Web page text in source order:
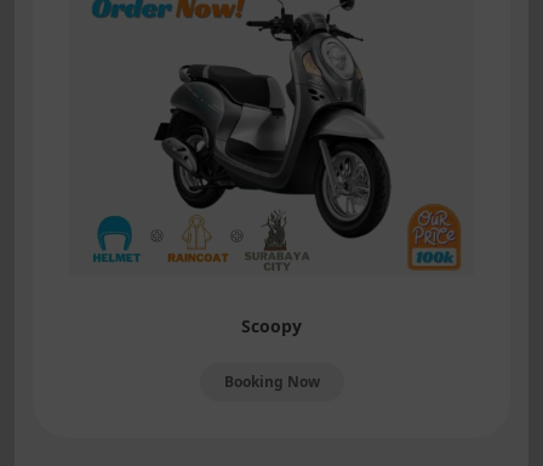
Scoopy
Booking Now